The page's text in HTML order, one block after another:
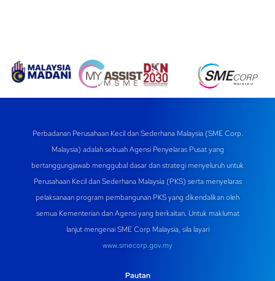
Perbadanan Perusahaan Kecil dan Sederhana Malaysia (SME Corp.
Malaysia) adalah sebuah Agensi Penyelaras Pusat yang
bertanggungjawab menggubal dasar dan strategi menyeluruh untuk
Perusahaan Kecil dan Sederhana Malaysia (PKS) serta menyelaras
pelaksanaan program pembangunan PKS yang dikendalikan oleh
semua Kementerian dan Agensi yang berkaitan. Untuk maklumat
lanjut mengenai SME Corp Malaysia, sila layari
www.smecorp.gov.my
Pautan